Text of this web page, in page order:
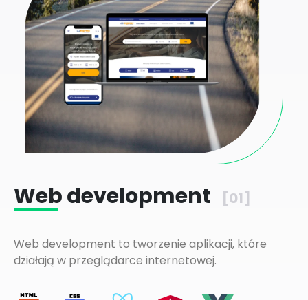
Web development [01]
Web development to tworzenie aplikacji, które
działają w przeglądarce internetowej.